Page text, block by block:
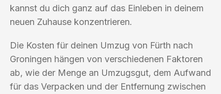
kannst du dich ganz auf das Einleben in deinem
neuen Zuhause konzentrieren.
Die Kosten für deinen Umzug von Fürth nach
Groningen hängen von verschiedenen Faktoren
ab, wie der Menge an Umzugsgut, dem Aufwand
für das Verpacken und der Entfernung zwischen